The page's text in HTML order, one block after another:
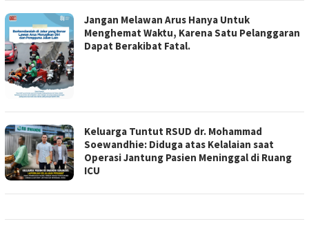
Jangan Melawan Arus Hanya Untuk
Menghemat Waktu, Karena Satu Pelanggaran
Dapat Berakibat Fatal.
Keluarga Tuntut RSUD dr. Mohammad
Soewandhie: Diduga atas Kelalaian saat
Operasi Jantung Pasien Meninggal di Ruang
ICU